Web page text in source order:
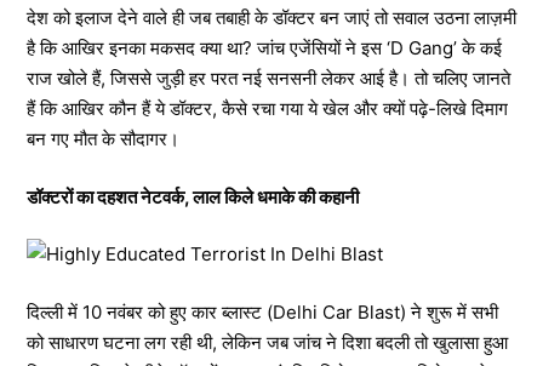
देश को इलाज देने वाले ही जब तबाही के डॉक्टर बन जाएं तो सवाल उठना लाज़मी
है कि आखिर इनका मकसद क्या था? जांच एजेंसियों ने इस ‘D Gang’ के कई
राज खोले हैं, जिससे जुड़ी हर परत नई सनसनी लेकर आई है। तो चलिए जानते
हैं कि आखिर कौन हैं ये डॉक्टर, कैसे रचा गया ये खेल और क्यों पढ़े-लिखे दिमाग
बन गए मौत के सौदागर।
डॉक्टरों का दहशत नेटवर्क, लाल किले धमाके की कहानी
दिल्ली में 10 नवंबर को हुए कार ब्लास्ट (Delhi Car Blast) ने शुरू में सभी
को साधारण घटना लग रही थी, लेकिन जब जांच ने दिशा बदली तो खुलासा हुआ